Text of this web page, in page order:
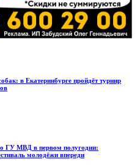
в Екатеринбурге пройдёт турнир
ГУ МВД в первом полугодии:
молодёжи впереди